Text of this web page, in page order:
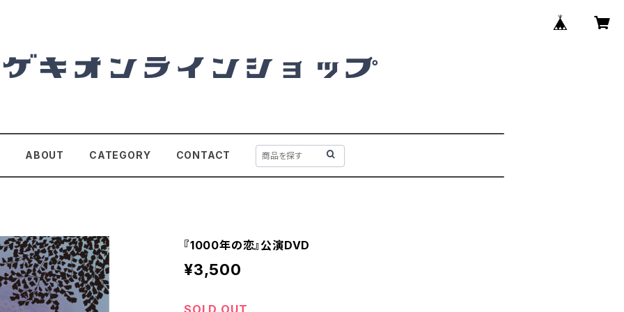
ABOUT CATEGORY CONTACT
『1000年の恋』公演DVD
¥3,500
SOLD OUT